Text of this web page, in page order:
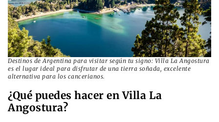
Destinos de Argentina para visitar según tu signo: Villa La Angostura
es el lugar ideal para disfrutar de una tierra soñada, excelente
alternativa para los cancerianos.
¿Qué puedes hacer en Villa La
Angostura?